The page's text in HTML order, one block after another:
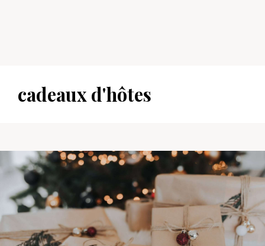
cadeaux d'hôtes